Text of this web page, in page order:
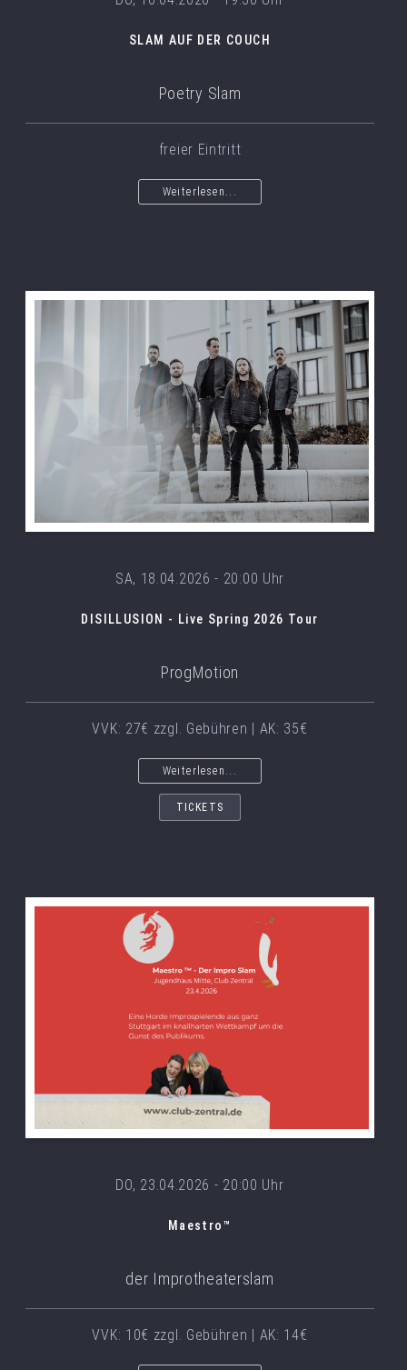
SLAM AUF DER COUCH
Poetry Slam
freier Eintritt
Weiterlesen...
SA, 18.04.2026 - 20:00 Uhr
DISILLUSION - Live Spring 2026 Tour
ProgMotion
VVK: 27€ zzgl. Gebühren | AK: 35€
Weiterlesen...
TICKETS
DO, 23.04.2026 - 20:00 Uhr
Maestro™
der Improtheaterslam
VVK: 10€ zzgl. Gebühren | AK: 14€